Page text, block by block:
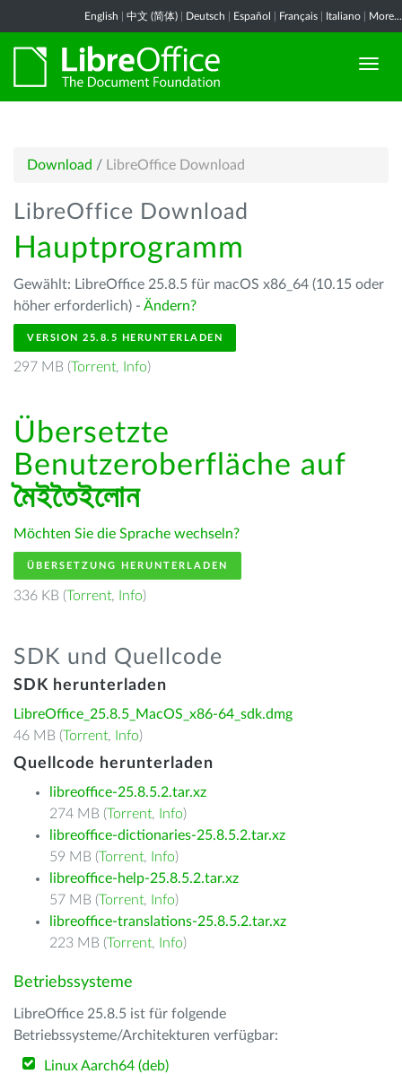
English 中文 (简体) Deutsch Español Français Italiano More...
Download / LibreOffice Download
LibreOffice Download
Hauptprogramm
Gewählt: LibreOffice 25.8.5 für macOS x86_64 (10.15 oder
höher erforderlich) - Ändern?
VERSION 25.8.5 HERUNTERLADEN
297 MB (Torrent, Info)
Übersetzte
Benutzeroberfläche auf
মৈইতৈইলোন
Möchten Sie die Sprache wechseln?
ÜBERSETZUNG HERUNTERLADEN
336 KB (Torrent, Info)
SDK und Quellcode
SDK herunterladen
LibreOffice_25.8.5_MacOS_x86-64_sdk.dmg
46 MB (Torrent, Info)
Quellcode herunterladen
libreoffice-25.8.5.2.tar.xz
274 MB (Torrent, Info)
libreoffice-dictionaries-25.8.5.2.tar.xz
59 MB (Torrent, Info)
libreoffice-help-25.8.5.2.tar.xz
57 MB (Torrent, Info)
libreoffice-translations-25.8.5.2.tar.xz
223 MB (Torrent, Info)
Betriebssysteme
LibreOffice 25.8.5 ist für folgende
Betriebssysteme/Architekturen verfügbar:
Linux Aarch64 (deb)